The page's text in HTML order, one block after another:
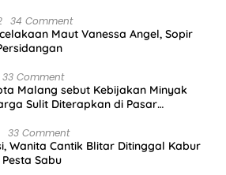
34 Comment
Maut Vanessa Angel, Sopir
33 Comment
Malang sebut Kebijakan Minyak
Sulit Diterapkan di Pasar
33 Comment
Wanita Cantik Blitar Ditinggal Kabur
Sabu